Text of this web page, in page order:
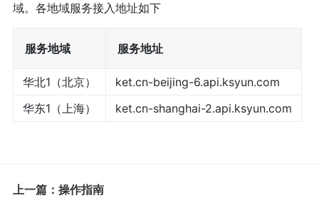
域。各地域服务接入地址如下
服务地域 服务地址
华北1（北京）
ket.cn-beijing-6.api.ksyun.com
华东1（上海）
ket.cn-shanghai-2.api.ksyun.com
上一篇：操作指南